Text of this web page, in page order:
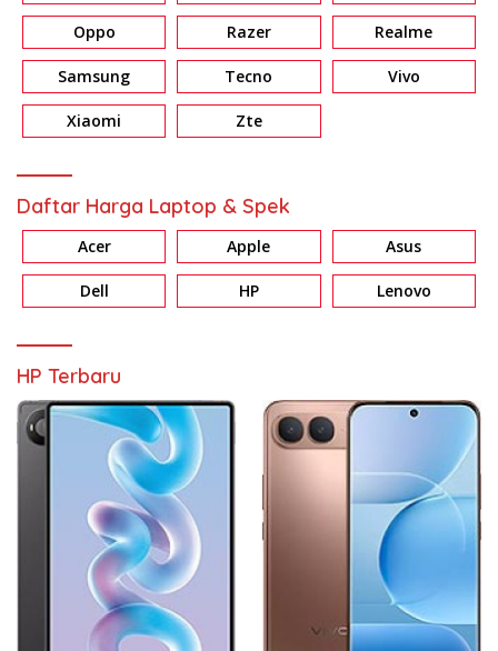
Oppo Razer Realme
Samsung Tecno Vivo
Xiaomi Zte
Daftar Harga Laptop & Spek
Acer Apple Asus
Dell HP Lenovo
HP Terbaru